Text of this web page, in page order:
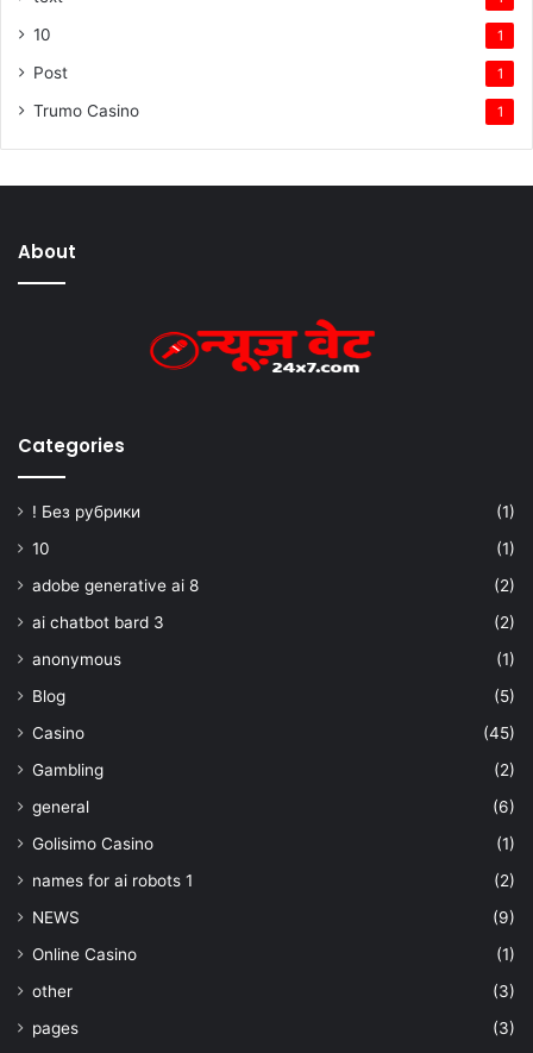
10 1
Post 1
Trumo Casino 1
About
Categories
! Без рубрики
(1)
10
(1)
adobe generative ai 8
(2)
ai chatbot bard 3
(2)
anonymous
(1)
Blog
(5)
Casino
(45)
Gambling
(2)
general
(6)
Golisimo Casino
(1)
names for ai robots 1
(2)
NEWS
(9)
Online Casino
(1)
other
(3)
pages
(3)